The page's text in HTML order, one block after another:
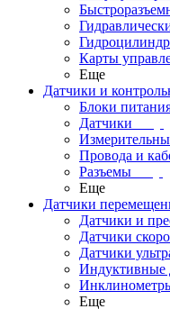
Карты
Еще
Датчики и
Блоки
Датчики
Провода и
Разъемы
Еще
Датчики
Датчики и
Датчики
Датчики
Индуктивные
Еще